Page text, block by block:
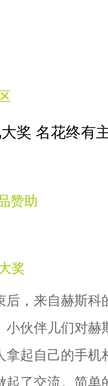
奖 名花终有
赞助
奖
后，来自赫斯科
小伙伴儿们对赫
拿起自己的手机
起了交流。简单